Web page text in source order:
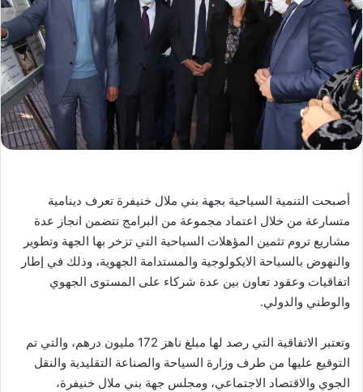
أصبحت التنمية السياحية بجهة بني ملال خنيفرة تعرف دينامية
متسارعة من خلال اعتماد مجموعة من البرامج تتضمن انجاز عدة
مشاريع تروم تثمين المؤهلات السياحية التي تزخر بها الجهة وتطوير
والنهوض بالسياحة الايكولوجية والمستدامة الجهوية، وذلك في إطار
اتفاقيات وعقود تعاون بين عدة شركاء على المستوى الجهوي
والوطني والدولي.
وتعتبر الاتفاقية التي رصد لها مبلغ ناهز 172 مليون درهم، والتي تم
التوقيع عليها من طرف وزارة السياحة والصناعة التقليدية والنقل
الجوي والاقتصاد الاجتماعي، ومجلس جهة بني ملال خنيفرة،